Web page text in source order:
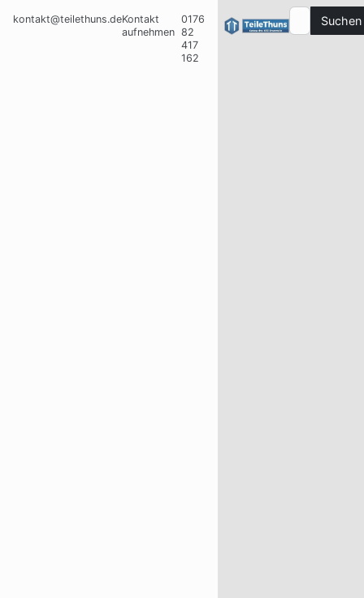
kontakt@teilethuns.deKontakt
aufnehmen
0176
82
417
162
Suchen